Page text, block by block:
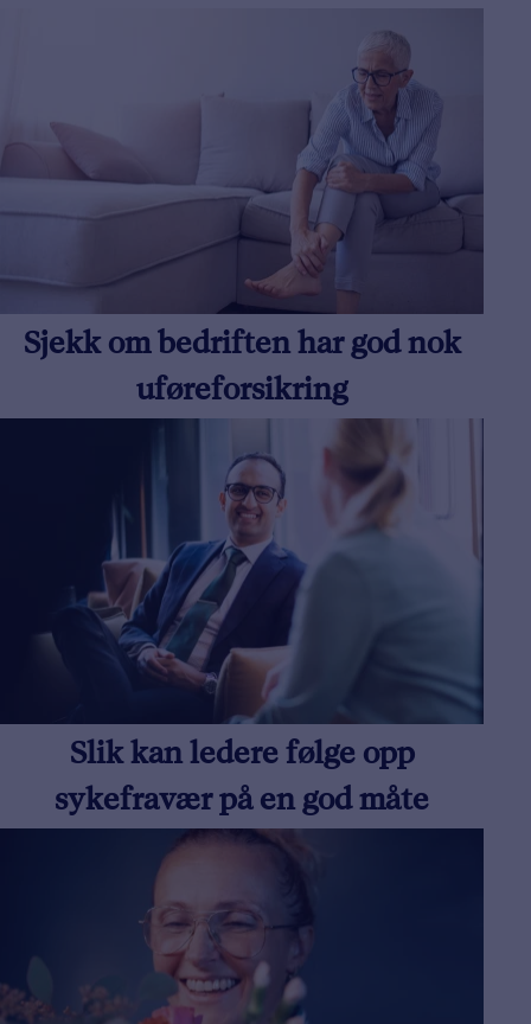
Sjekk om bedriften har god nok
uføreforsikring
Slik kan ledere følge opp
sykefravær på en god måte